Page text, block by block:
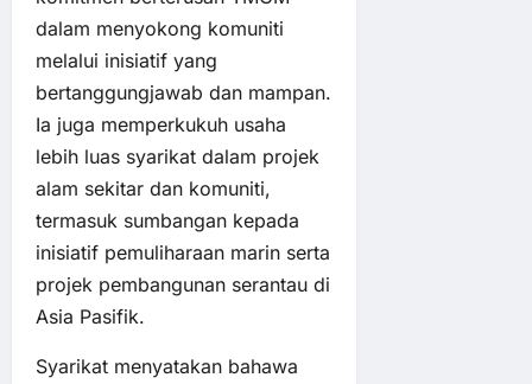
dalam menyokong komuniti
melalui inisiatif yang
bertanggungjawab dan mampan.
Ia juga memperkukuh usaha
lebih luas syarikat dalam projek
alam sekitar dan komuniti,
termasuk sumbangan kepada
inisiatif pemuliharaan marin serta
projek pembangunan serantau di
Asia Pasifik.
Syarikat menyatakan bahawa